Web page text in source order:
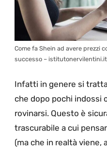
Come fa Shein ad avere prezzi
successo – istitutonervilentini.it
Infatti in genere si
che dopo pochi indossi
rovinarsi. Questo è
trascurabile a cui
(ma che in realtà viene,